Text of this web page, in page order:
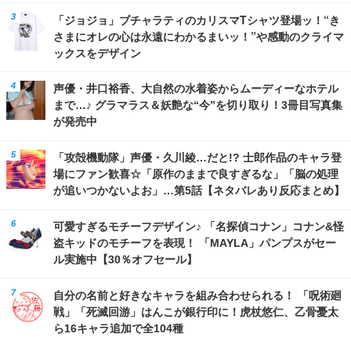
「ジョジョ」ブチャラティのカリスマTシャツ登場ッ！“き
さまにオレの心は永遠にわかるまいッ！”や感動のクライマ
ックスをデザイン
声優・井口裕香、大自然の水着姿からムーディーなホテル
まで…♪ グラマラス＆妖艶な“今”を切り取り！3冊目写真集
が発売中
「攻殻機動隊」声優・久川綾…だと!? 士郎作品のキャラ登
場にファン歓喜☆「原作のままで良すぎるな」「脳の処理
が追いつかないよお」…第5話【ネタバレあり反応まとめ】
可愛すぎるモチーフデザイン♪ 「名探偵コナン」コナン&怪
盗キッドのモチーフを表現！ 「MAYLA」パンプスがセー
ル実施中【30％オフセール】
自分の名前と好きなキャラを組み合わせられる！ 「呪術廻
戦」「死滅回游」はんこが銀行印に！虎杖悠仁、乙骨憂太
ら16キャラ追加で全104種